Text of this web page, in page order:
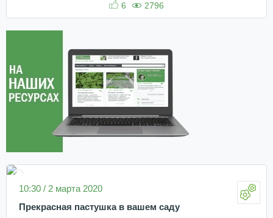
6 2796
10:30 / 2 марта 2020
Прекрасная пастушка в вашем саду